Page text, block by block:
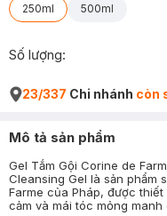
250ml 500ml
Số lượng:
23/337 Chi nhánh còn
Mô tả sản phẩm
Gel Tắm Gội Corine de
Cleansing Gel là sản phẩm
Farme của Pháp, được
cảm và mái tóc mỏng